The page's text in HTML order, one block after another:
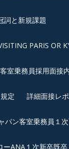
詞と新規課題
PARIS OR
室乗務員採用面接
定 詳細面接レ
パン客室乗務員１
ーANA１次新卒既卒